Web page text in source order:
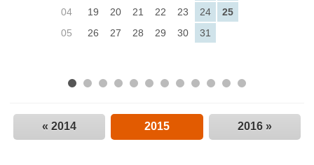
04
19 20 21 22 23 24
25
05
26 27 28 29 30 31
« 2014 2015 2016 »